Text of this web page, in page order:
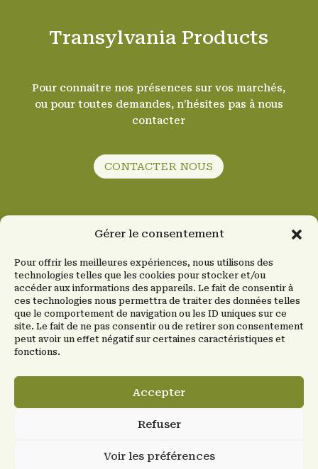
Gérer le consentement
Pour offrir les meilleures expériences, nous utilisons des
technologies telles que les cookies pour stocker et/ou
accéder aux informations des appareils. Le fait de consentir à
ces technologies nous permettra de traiter des données telles
que le comportement de navigation ou les ID uniques sur ce
site. Le fait de ne pas consentir ou de retirer son consentement
peut avoir un effet négatif sur certaines caractéristiques et
fonctions.
Accepter
Refuser
Voir les préférences
Transylvania Products
Pour connaitre nos présences sur vos marchés,
ou pour toutes demandes, n’hésites pas à nous
contacter
CONTACTER NOUS
Mentions Légales
Politiques de confidentialité
CGV
Mon Compte